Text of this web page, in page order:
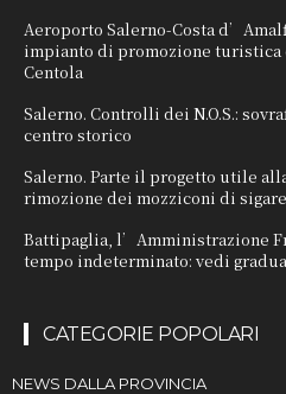
Aeroporto Salerno-Costa
impianto di promozione turistica
Centola
Salerno. Controlli dei N.O.S.:
centro storico
Salerno. Parte il progetto utile
rimozione dei mozziconi di
Battipaglia, l’Amministrazione
tempo indeterminato: vedi
CATEGORIE POPOLARI
NEWS DALLA PROVINCIA